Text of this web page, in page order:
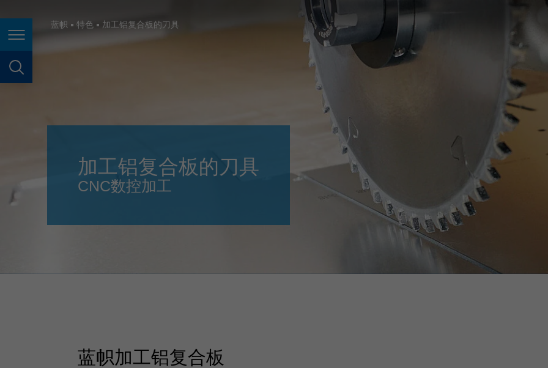
页面搜索
France français
english
Japan (日本) 日本語
Magyarország magyar
México
Việt Nam
中国
ประเทศไทย
Україна
蓝帜 特色 加工铝复合板的刀具
加工铝复合板的刀具
CNC数控加工
蓝帜加工铝复合板